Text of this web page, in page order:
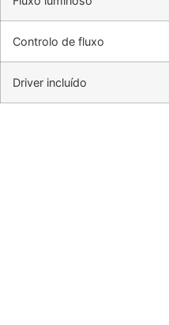
Controlo de fluxo
Driver incluído